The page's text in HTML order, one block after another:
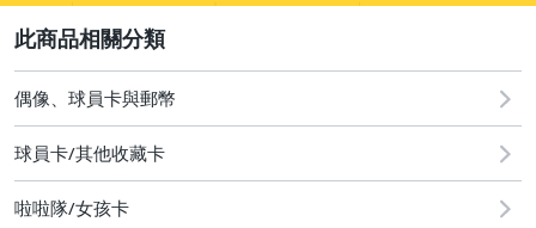
偶像、球員卡與郵幣
女包精品與女鞋
偶像、球員卡與郵幣
球員卡/其他收藏卡
啦啦隊/女孩卡